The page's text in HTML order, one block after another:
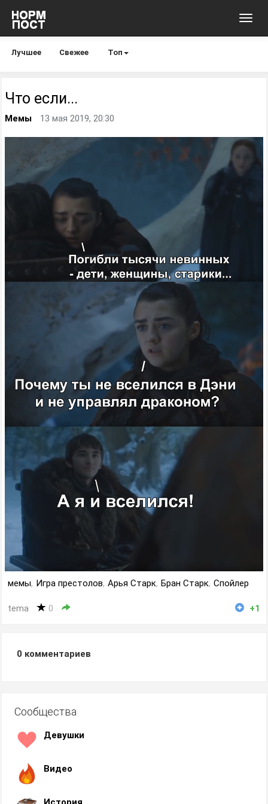
Лучшее Свежее Топ
Что если...
Мемы 13 мая 2019, 20:30
мемы, Игра престолов, Арья Старк, Бран Старк, Спойлер
tema 0 +1
0 комментариев
Сообщества
Девушки
Видео